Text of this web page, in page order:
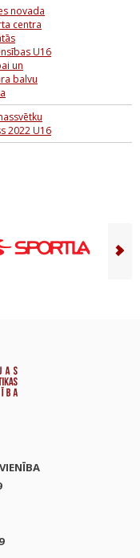
novada
centra
U16
un
balvu
2022 U16